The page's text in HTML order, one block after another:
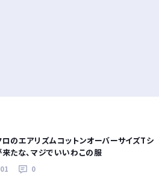
のエアリズムコットンオーバーサイズTシ
たな、マジでいいわこの服
0